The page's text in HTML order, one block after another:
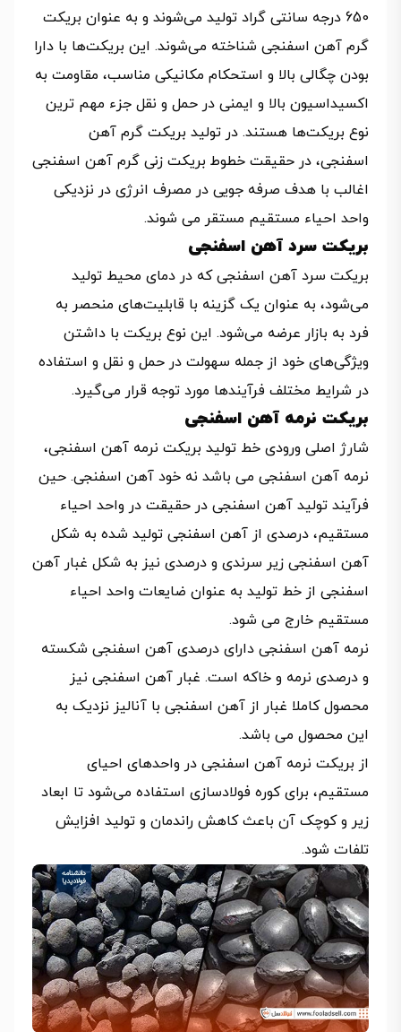
650 درجه سانتی گراد تولید می‌شوند و به عنوان بریکت
گرم آهن اسفنجی شناخته می‌شوند. این بریکت‌ها با دارا
بودن چگالی بالا و استحکام مکانیکی مناسب، مقاومت به
اکسیداسیون بالا و ایمنی در حمل و نقل جزء مهم ترین
نوع بریکت‌ها هستند. در تولید بریکت گرم آهن
اسفنجی، در حقیقت خطوط بریکت زنی گرم آهن اسفنجی
اغالب با هدف صرفه جویی در مصرف انرژی در نزدیکی
واحد احیاء مستقیم مستقر می شوند.
بریکت سرد آهن اسفنجی
بریکت سرد آهن اسفنجی که در دمای محیط تولید
می‌شود، به عنوان یک گزینه با قابلیت‌های منحصر به
فرد به بازار عرضه می‌شود. این نوع بریکت با داشتن
ویژگی‌های خود از جمله سهولت در حمل و نقل و استفاده
در شرایط مختلف فرآیندها مورد توجه قرار می‌گیرد.
بریکت نرمه آهن اسفنجی
شارژ اصلی ورودی خط تولید بریکت نرمه آهن اسفنجی،
نرمه آهن اسفنجی می باشد نه خود آهن اسفنجی. حین
فرآیند تولید آهن اسفنجی در حقیقت در واحد احیاء
مستقیم، درصدی از آهن اسفنجی تولید شده به شکل
آهن اسفنجی زیر سرندی و درصدی نیز به شکل غبار آهن
اسفنجی از خط تولید به عنوان ضایعات واحد احیاء
مستقیم خارج می شود.
نرمه آهن اسفنجی دارای درصدی آهن اسفنجی شکسته
و درصدی نرمه و خاکه است. غبار آهن اسفنجی نیز
محصول کاملا غبار از آهن اسفنجی با آنالیز نزدیک به
این محصول می باشد.
از بریکت نرمه آهن اسفنجی در واحدهای احیای
مستقیم، برای کوره فولادسازی استفاده می‌شود تا ابعاد
زیر و کوچک آن باعث کاهش راندمان و تولید افزایش
تلفات شود.